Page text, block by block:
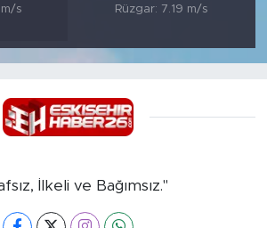
s
Rüzgar: 7.19 m/s
İlkeli ve Bağımsız."